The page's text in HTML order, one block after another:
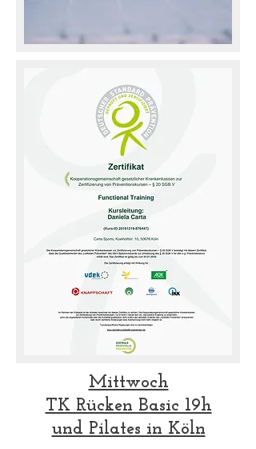
Mittwoch
TK Rücken Basic 19h
und Pilates in Köln